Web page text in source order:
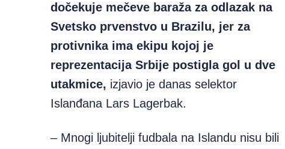
dočekuje mečeve baraža za odlazak na
Svetsko prvenstvo u Brazilu, jer za
protivnika ima ekipu kojoj je
reprezentacija Srbije postigla gol u dve
utakmice, izjavio je danas selektor
Islanđana Lars Lagerbak.
– Mnogi ljubitelji fudbala na Islandu nisu bili